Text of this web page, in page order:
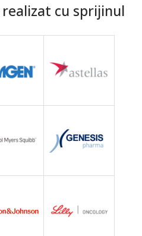
cu sprijinul